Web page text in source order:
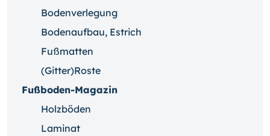
Bodenverlegung
Bodenaufbau, Estrich
Fußmatten
(Gitter)Roste
Fußboden-Magazin
Holzböden
Laminat